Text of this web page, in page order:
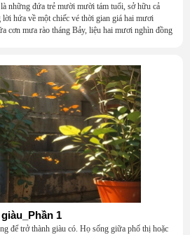
những đứa trẻ mười mười tám tuổi, sở hữu cả
hứa về một chiếc vé thời gian giá hai mươi
cơn mưa rào tháng Bảy, liệu hai mươi nghìn đồng
1
để trở thành giàu có. Họ sống giữa phố thị hoặc